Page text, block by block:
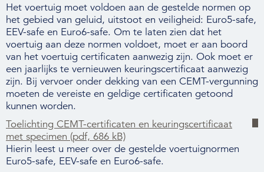
Het voertuig moet voldoen aan de gestelde normen op
het gebied van geluid, uitstoot en veiligheid: Euro5-safe,
EEV-safe en Euro6-safe. Om te laten zien dat het
voertuig aan deze normen voldoet, moet er aan boord
van het voertuig certificaten aanwezig zijn. Ook moet er
een jaarlijks te vernieuwen keuringscertificaat aanwezig
zijn. Bij vervoer onder dekking van een CEMT-vergunning
moeten de vereiste en geldige certificaten getoond
kunnen worden.
Toelichting CEMT-certificaten en keuringscertificaat
met specimen (pdf, 686 kB)
Hierin leest u meer over de gestelde voertuignormen
Euro5-safe, EEV-safe en Euro6-safe.